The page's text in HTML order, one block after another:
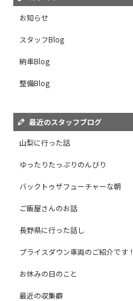
お知らせ
スタッフBlog
納車Blog
整備Blog
最近のスタッフブログ
山梨に行った話
ゆったりたっぷりのんびり
バックトゥザフューチャーな朝
ご飯屋さんのお話
長野県に行った話し
プライスダウン車両のご紹介です！
お休みの日のこと
最近の収集癖